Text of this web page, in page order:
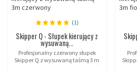
(1)
Skipper Q - Słupek kierujący z
wysuwaną...
Profesjonalny czerwony słupek
Skipper Q z wysuwaną taśmą 3 m
i wypełnianą podstawą. Wysokość
i